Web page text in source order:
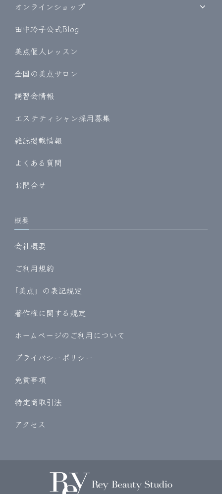
オンラインショップ
田中玲子公式Blog
美点個人レッスン
全国の美点サロン
講習会情報
エステティシャン採用募集
雑誌掲載情報
よくある質問
お問合せ
概要
会社概要
ご利用規約
｢美点」の表記規定
著作権に関する規定
ホームページのご利用について
プライバシーポリシー
免責事項
特定商取引法
アクセス